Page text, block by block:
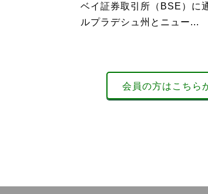
ベイ証券取引所（BSE）に
ルプラデシュ州とニュー...
会員の方はこちら